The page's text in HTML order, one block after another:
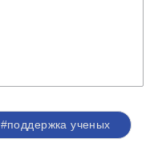
#поддержка ученых